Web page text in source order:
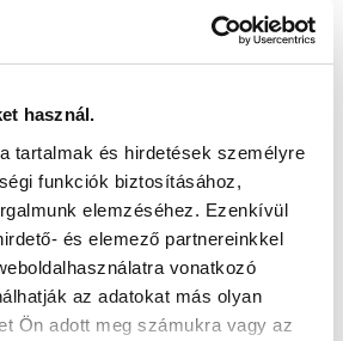
használ.
tartalmak és hirdetések személyre
funkciók biztosításához,
elemzéséhez. Ezenkívül
és elemező partnereinkkel
vonatkozó
az adatokat más olyan
Ön adott meg számukra vagy az
KEZDJÜK A
KÖRÉT -
ELLENFELÜNKET
alkalommal találkozunk az